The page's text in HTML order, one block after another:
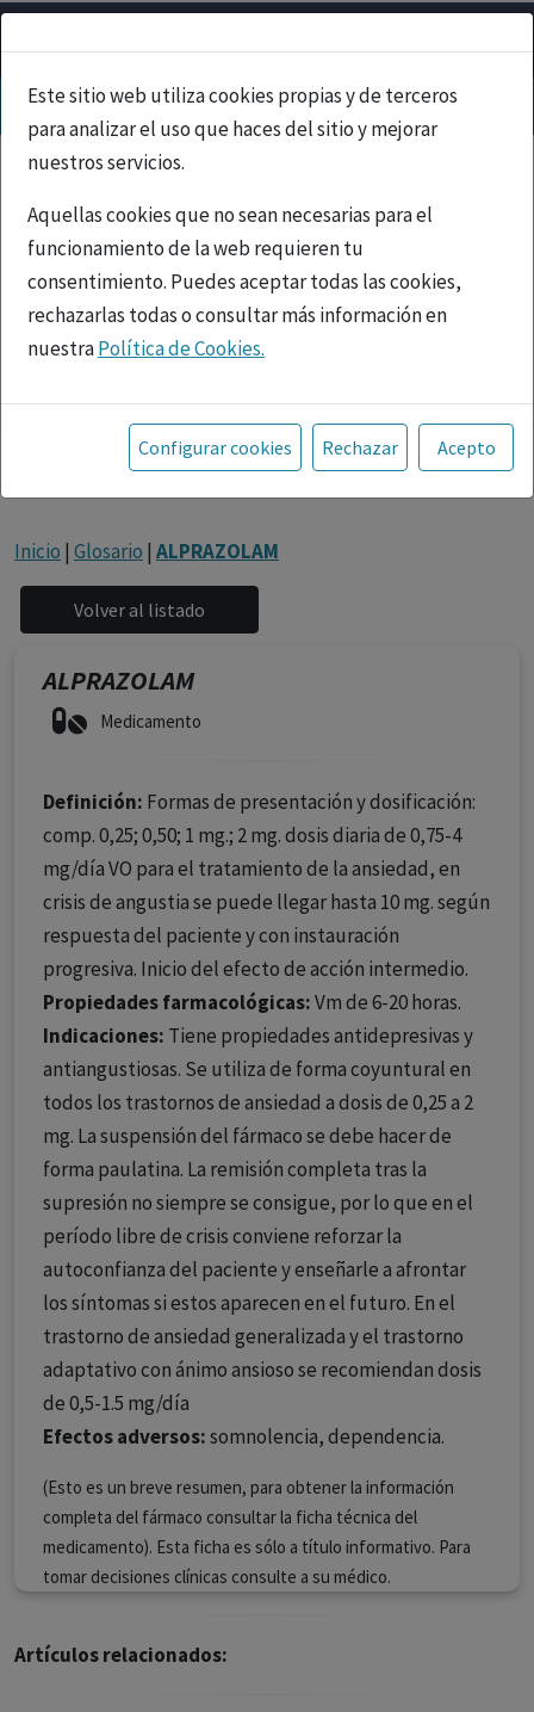
Este sitio web utiliza cookies propias y de terceros
para analizar el uso que haces del sitio y mejorar
nuestros servicios.
Aquellas cookies que no sean necesarias para el
funcionamiento de la web requieren tu
consentimiento. Puedes aceptar todas las cookies,
rechazarlas todas o consultar más información en
nuestraPolítica de Cookies.
Toda la información incluida en la Página Web está
referida a productos del mercado español y, por
tanto, dirigida a profesionales sanitarios legalmente
facultados para prescribir o dispensar medicamentos
fármacos se facilita a título meramente informativo,
siendo responsabilidad de los profesionales
facultados prescribir medicamentos y decidir, en cada
caso concreto, el tratamiento más adecuado a las
necesidades del paciente.
Configurar cookies Rechazar Acepto
Inicio | Glosario | ALPRAZOLAM
ALPRAZOLAM
Medicamento
Definición: Formas de presentación y dosificación:
comp. 0,25; 0,50; 1 mg.; 2 mg. dosis diaria de 0,75-4
mg/día VO para el tratamiento de la ansiedad, en
crisis de angustia se puede llegar hasta 10 mg. según
respuesta del paciente y con instauración
progresiva. Inicio del efecto de acción intermedio.
Propiedades farmacológicas:Vm de 6-20 horas.
Indicaciones: Tiene propiedades antidepresivas y
antiangustiosas. Se utiliza de forma coyuntural en
todos los trastornos de ansiedad a dosis de 0,25 a 2
mg. La suspensión del fármaco se debe hacer de
forma paulatina. La remisión completa tras la
supresión no siempre se consigue, por lo que en el
período libre de crisis conviene reforzar la
autoconfianza del paciente y enseñarle a afrontar
los síntomas si estos aparecen en el futuro. En el
trastorno de ansiedad generalizada y el trastorno
adaptativo con ánimo ansioso se recomiendan dosis
de 0,5-1.5 mg/día
Efectos adversos:somnolencia, dependencia.
(Esto es un breve resumen, para obtener la información
completa del fármaco consultar la ficha técnica del
medicamento). Esta ficha es sólo a título informativo. Para
tomar decisiones clínicas consulte a su médico.
Artículos relacionados: